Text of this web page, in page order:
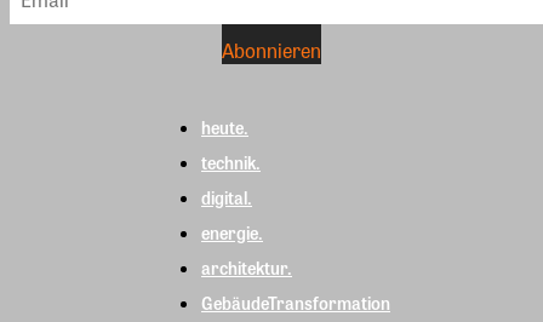
heute.
technik.
digital.
energie.
architektur.
GebäudeTransformation